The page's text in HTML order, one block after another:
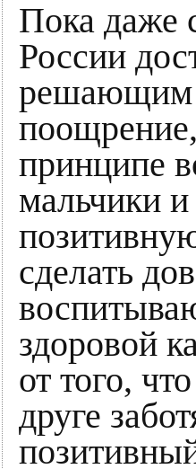
Пока даже
России
решающим
принципе
мальчики
сделать
здоровой
от того,
друге